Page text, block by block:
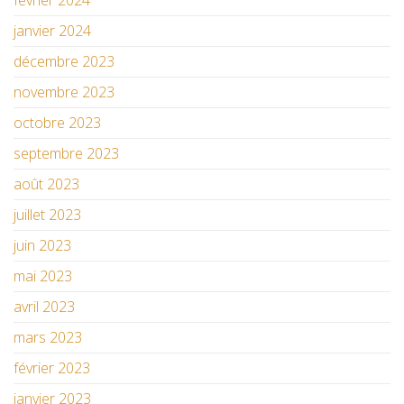
janvier 2024
décembre 2023
novembre 2023
octobre 2023
septembre 2023
août 2023
juillet 2023
juin 2023
mai 2023
avril 2023
mars 2023
février 2023
janvier 2023